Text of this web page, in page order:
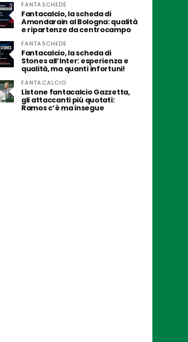
FANTASCHEDE
Fantacalcio, la scheda di
Amondarain al Bologna: qualità
e ripartenze da centrocampo
FANTASCHEDE
Fantacalcio, la scheda di
Stones all’Inter: esperienza e
qualità, ma quanti infortuni!
FANTACALCIO
Listone fantacalcio Gazzetta,
gli attaccanti più quotati:
Ramos c’è ma insegue